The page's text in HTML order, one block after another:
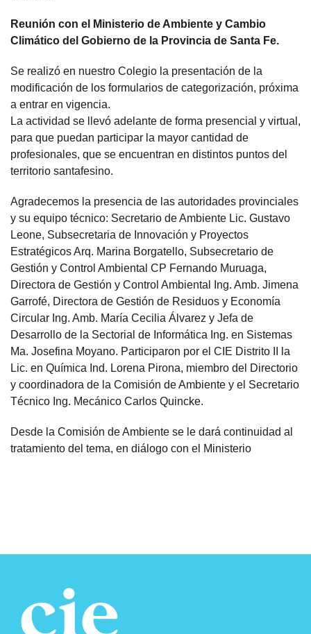
Reunión con el Ministerio de Ambiente y Cambio
Climático del Gobierno de la Provincia de Santa Fe.
Se realizó en nuestro Colegio la presentación de la
modificación de los formularios de categorización, próxima
a entrar en vigencia.
La actividad se llevó adelante de forma presencial y virtual,
para que puedan participar la mayor cantidad de
profesionales, que se encuentran en distintos puntos del
territorio santafesino.
Agradecemos la presencia de las autoridades provinciales
y su equipo técnico: Secretario de Ambiente Lic. Gustavo
Leone, Subsecretaria de Innovación y Proyectos
Estratégicos Arq. Marina Borgatello, Subsecretario de
Gestión y Control Ambiental CP Fernando Muruaga,
Directora de Gestión y Control Ambiental Ing. Amb. Jimena
Garrofé, Directora de Gestión de Residuos y Economía
Circular Ing. Amb. María Cecilia Álvarez y Jefa de
Desarrollo de la Sectorial de Informática Ing. en Sistemas
Ma. Josefina Moyano. Participaron por el CIE Distrito II la
Lic. en Química Ind. Lorena Pirona, miembro del Directorio
y coordinadora de la Comisión de Ambiente y el Secretario
Técnico Ing. Mecánico Carlos Quincke.
Desde la Comisión de Ambiente se le dará continuidad al
tratamiento del tema, en diálogo con el Ministerio